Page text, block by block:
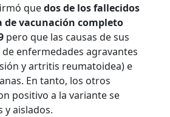
quedos de los fallecidos
de vacunación completo
pero que las causas de sus
enfermedades agravantes
y artritis reumatoidea) e
En tanto, los otros
positivo a la variante se
y aislados.